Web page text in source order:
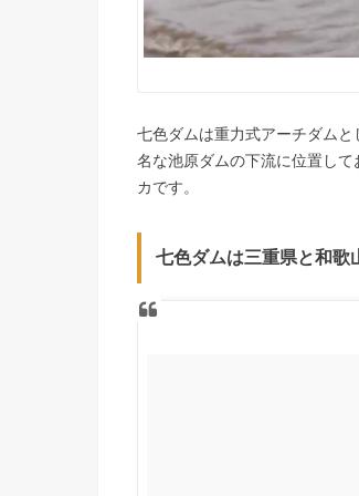
七色ダムは重力式アーチダム
名な池原ダムの下流に位置し
カです。
七色ダムは三重県と和歌